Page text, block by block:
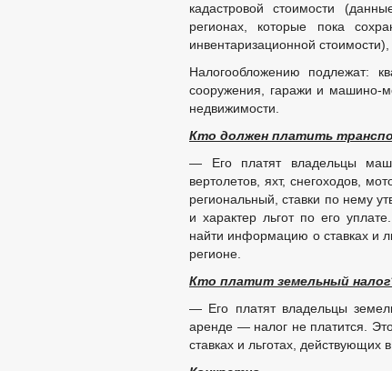
кадастровой стоимости
регионах, которые пока
инвентаризационной
Налогообложению подлежат:
сооружения, гаражи и машино-
недвижимости.
Кто должен платить
— Его платят владельцы
вертолетов, яхт, снегоходов,
региональный, ставки по нему
и характер льгот по его
найти информацию о ставках и
регионе.
Кто платит земельный
— Его платят владельцы
аренде — налог не платится.
ставках и льготах,